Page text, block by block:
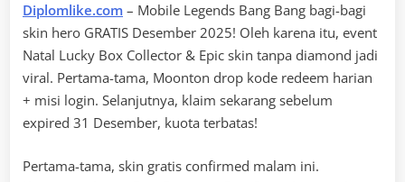
Diplomlike.com – Mobile Legends Bang Bang bagi-bagi
skin hero GRATIS Desember 2025! Oleh karena itu, event
Natal Lucky Box Collector & Epic skin tanpa diamond jadi
viral. Pertama-tama, Moonton drop kode redeem harian
+ misi login. Selanjutnya, klaim sekarang sebelum
expired 31 Desember, kuota terbatas!
Pertama-tama, skin gratis confirmed malam ini.